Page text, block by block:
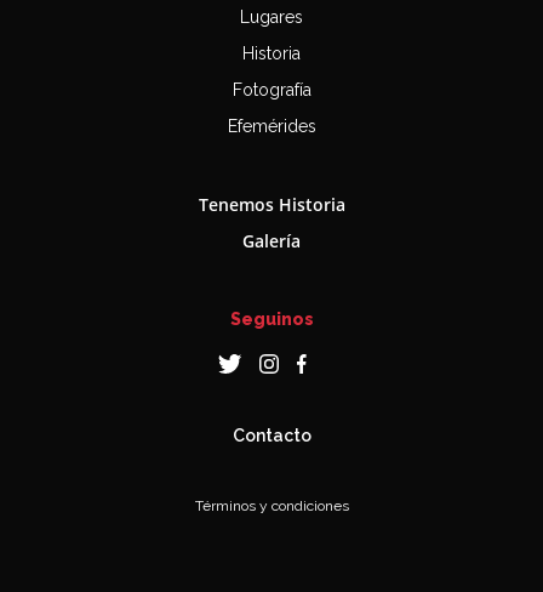
Lugares
Historia
Fotografía
Efemérides
Tenemos Historia
Galería
Seguinos
Contacto
Términos y condiciones